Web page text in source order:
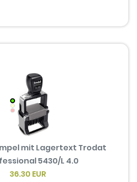
mit Lagertext Trodat
5430/L 4.0
36.30 EUR